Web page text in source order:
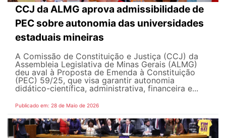
CCJ da ALMG aprova admissibilidade de
PEC sobre autonomia das universidades
estaduais mineiras
A Comissão de Constituição e Justiça (CCJ) da
Assembleia Legislativa de Minas Gerais (ALMG)
deu aval à Proposta de Emenda à Constituição
(PEC) 59/25, que visa garantir autonomia
didático-científica, administrativa, financeira e...
Publicado em: 28 de Maio de 2026